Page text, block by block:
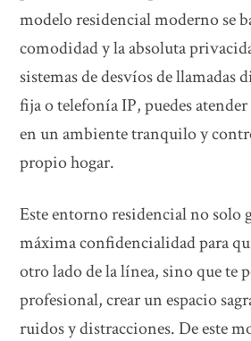
modelo residencial moderno se
comodidad y la absoluta
sistemas de desvíos de llamadas
fija o telefonía IP, puedes
en un ambiente tranquilo y
propio hogar.
Este entorno residencial no solo
máxima confidencialidad para
otro lado de la línea, sino que te
profesional, crear un espacio
ruidos y distracciones. De este